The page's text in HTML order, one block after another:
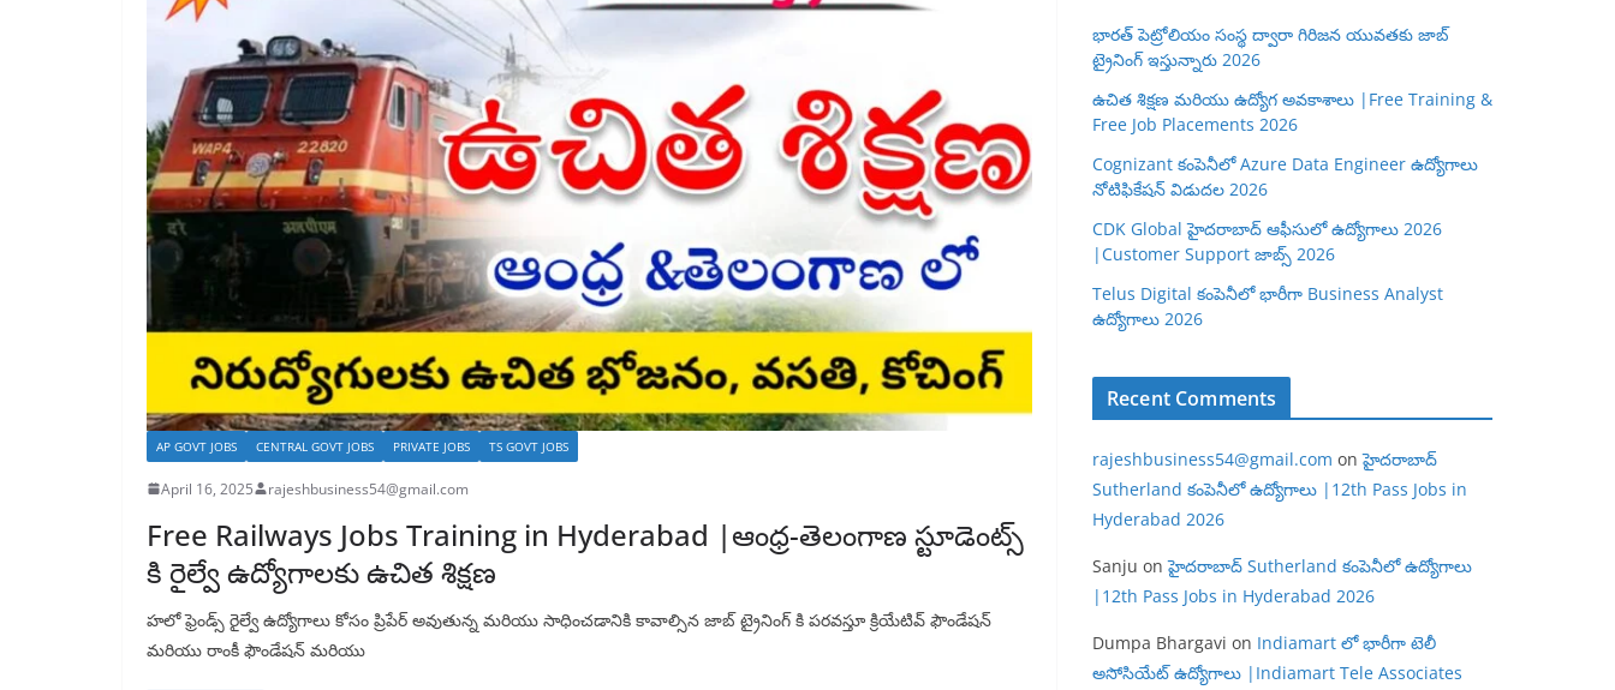
AP GOVT JOBS CENTRAL GOVT JOBS PRIVATE JOBS TS GOVT JOBS
April 16, 2025 rajeshbusiness54@gmail.com
Free Railways Jobs Training in Hyderabad |ఆంధ్ర-తెలంగాణ స్టూడెంట్స్
కి రైల్వే ఉద్యోగాలకు ఉచిత శిక్షణ
హలో ఫ్రెండ్స్ రైల్వే ఉద్యోగాలు కోసం ప్రిపేర్ అవుతున్న మరియు సాధించడానికి కావాల్సిన జాబ్ ట్రైనింగ్ కి పరవస్తూ క్రియేటివ్ ఫౌండేషన్
మరియు రాంకీ ఫౌండేషన్ మరియు
భారత్ పెట్రోలియం సంస్థ ద్వారా గిరిజన యువతకు జాబ్
ట్రైనింగ్ ఇస్తున్నారు 2026
ఉచిత శిక్షణ మరియు ఉద్యోగ అవకాశాలు |Free Training &
Free Job Placements 2026
Cognizant కంపెనీలో Azure Data Engineer ఉద్యోగాలు
నోటిఫికేషన్ విడుదల 2026
CDK Global హైదరాబాద్ ఆఫీసులో ఉద్యోగాలు 2026
|Customer Support జాబ్స్ 2026
Telus Digital కంపెనీలో భారీగా Business Analyst
ఉద్యోగాలు 2026
Recent Comments
rajeshbusiness54@gmail.com onహైదరాబాద్
Sutherland కంపెనీలో ఉద్యోగాలు |12th Pass Jobs in
Hyderabad 2026
Sanju onహైదరాబాద్ Sutherland కంపెనీలో ఉద్యోగాలు
|12th Pass Jobs in Hyderabad 2026
Dumpa Bhargavi on Indiamart లో భారీగా టెలీ
అసోసియేట్ ఉద్యోగాలు |Indiamart Tele Associates